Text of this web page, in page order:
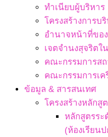
ทำเนียบผู้บริหาร
โครงสร้างการบ
อำนาจหน้าที่ขอ
เจตจํานงสุจริตใ
คณะกรรมการส
คณะกรรมการเ
ข้อมูล & สารสนเทศ
โครงสร้างหลักสู
หลักสูตรร
(ห้องเรียน